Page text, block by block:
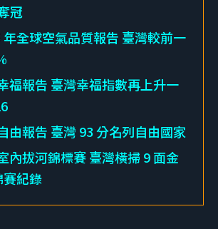
冠
年全球空氣品質報告 臺灣較前一
福報告 臺灣幸福指數再上升一
由報告 臺灣 93 分名列自由國家
內拔河錦標賽 臺灣橫掃 9 面金
紀錄